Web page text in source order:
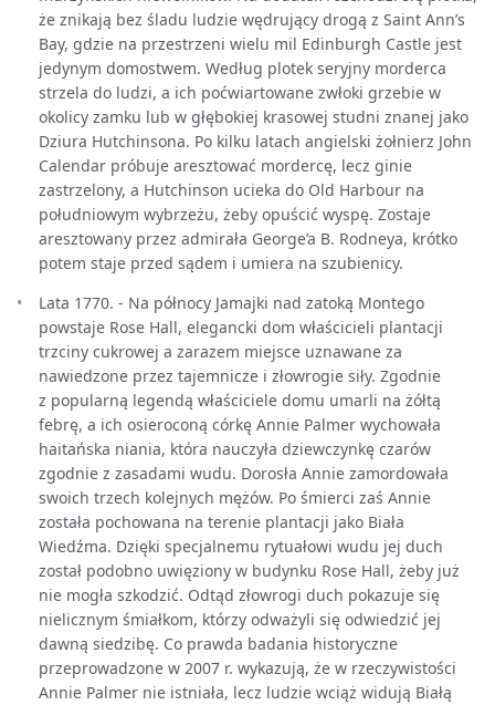
że znikają bez śladu ludzie wędrujący drogą z Saint Ann’s
Bay, gdzie na przestrzeni wielu mil Edinburgh Castle jest
jedynym domostwem. Według plotek seryjny morderca
strzela do ludzi, a ich poćwiartowane zwłoki grzebie w
okolicy zamku lub w głębokiej krasowej studni znanej jako
Dziura Hutchinsona. Po kilku latach angielski żołnierz John
Calendar próbuje aresztować mordercę, lecz ginie
zastrzelony, a Hutchinson ucieka do Old Harbour na
południowym wybrzeżu, żeby opuścić wyspę. Zostaje
aresztowany przez admirała George’a B. Rodneya, krótko
potem staje przed sądem i umiera na szubienicy.
Lata 1770. - Na północy Jamajki nad zatoką Montego
powstaje Rose Hall, elegancki dom właścicieli plantacji
trzciny cukrowej a zarazem miejsce uznawane za
nawiedzone przez tajemnicze i złowrogie siły. Zgodnie
z popularną legendą właściciele domu umarli na żółtą
febrę, a ich osieroconą córkę Annie Palmer wychowała
haitańska niania, która nauczyła dziewczynkę czarów
zgodnie z zasadami wudu. Dorosła Annie zamordowała
swoich trzech kolejnych mężów. Po śmierci zaś Annie
została pochowana na terenie plantacji jako Biała
Wiedźma. Dzięki specjalnemu rytuałowi wudu jej duch
został podobno uwięziony w budynku Rose Hall, żeby już
nie mogła szkodzić. Odtąd złowrogi duch pokazuje się
nielicznym śmiałkom, którzy odważyli się odwiedzić jej
dawną siedzibę. Co prawda badania historyczne
przeprowadzone w 2007 r. wykazują, że w rzeczywistości
Annie Palmer nie istniała, lecz ludzie wciąż widują Białą